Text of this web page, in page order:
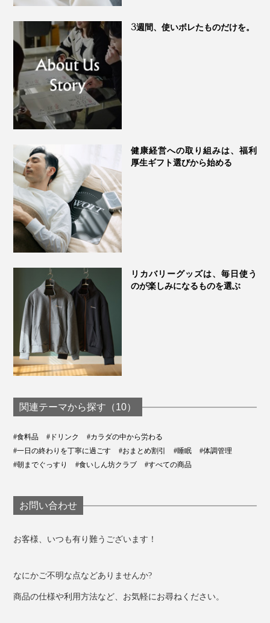
3週間、使いボレたものだけを。
健康経営への取り組みは、福利
厚生ギフト選びから始める
リカバリーグッズは、毎日使う
のが楽しみになるものを選ぶ
関連テーマから探す（10）
#食料品 #ドリンク
#カラダの中から労わる
#一日の終わりを丁寧に過ごす
#おまとめ割引 #睡眠
#体調管理
#朝までぐっすり
#食いしん坊クラブ #すべての商品
お問い合わせ
お客様、いつも有り難うございます！
なにかご不明な点などありませんか?
商品の仕様や利用方法など、お気軽にお尋ねください。